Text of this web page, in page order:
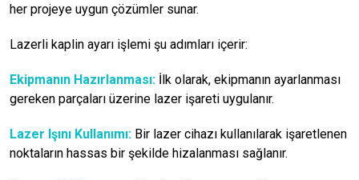
her projeye uygun çözümler sunar.
Lazerli kaplin ayarı işlemi şu adımları içerir:
Ekipmanın Hazırlanması: İlk olarak, ekipmanın ayarlanması
gereken parçaları üzerine lazer işareti uygulanır.
Lazer Işını Kullanımı: Bir lazer cihazı kullanılarak işaretlenen
noktaların hassas bir şekilde hizalanması sağlanır.